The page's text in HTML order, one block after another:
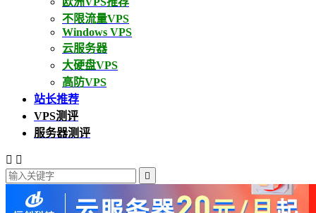
不限流量VPS
Windows VPS
云服务器
大硬盘VPS
高防VPS
站长推荐
VPS测评
服务器测评
 
